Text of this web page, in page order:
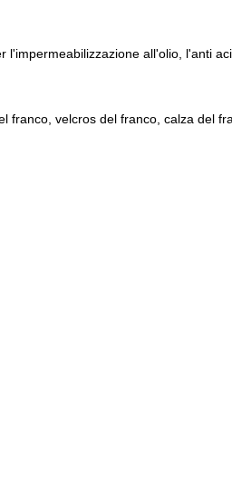
all'olio, l'anti
franco, velcros del franco, calza del